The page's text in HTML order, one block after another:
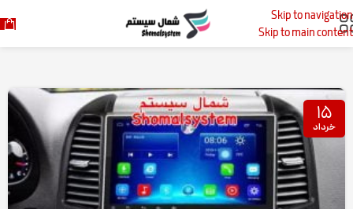
Skip to navigation
Skip to main content
خانه پست‌های برچسب زده شده "مانیتور"
۱۵
خرداد